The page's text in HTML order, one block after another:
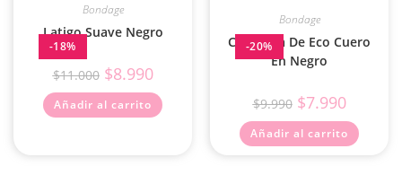
-18%
Bondage
Latigo Suave Negro
$11.000 $8.990
Añadir al carrito
-20%
Bondage
Cegadera De Eco Cuero
En Negro
$9.990 $7.990
Añadir al carrito